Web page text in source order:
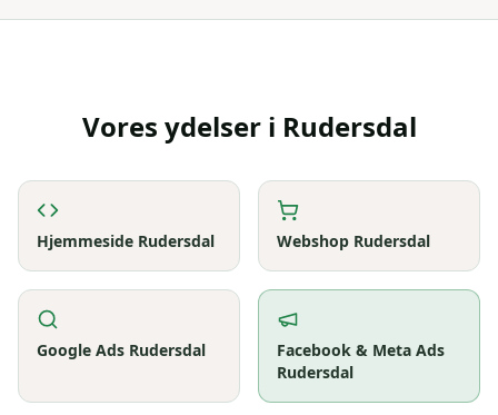
Vores ydelser i Rudersdal
Hjemmeside Rudersdal Webshop Rudersdal
Google Ads Rudersdal
Facebook & Meta Ads
Rudersdal